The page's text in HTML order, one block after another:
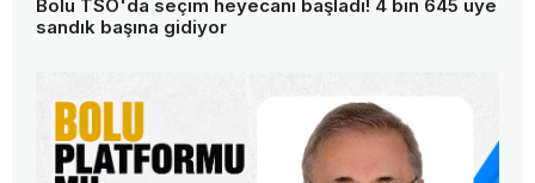
Bolu TSO'da seçim heyecanı başladı! 4 bin 645 üye
sandık başına gidiyor